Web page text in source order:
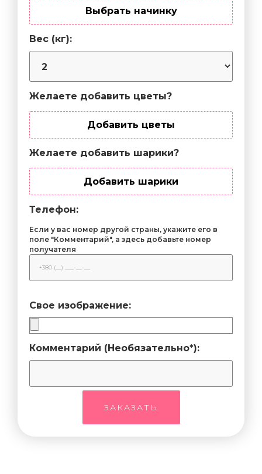
Выбрать начинку
Вес (кг):
Желаете добавить цветы?
Добавить цветы
Желаете добавить шарики?
Добавить шарики
Телефон:
Если у вас номер другой страны, укажите его в
поле "Комментарий", а здесь добавьте номер
получателя
Свое изображение:
Комментарий (Необязательно*):